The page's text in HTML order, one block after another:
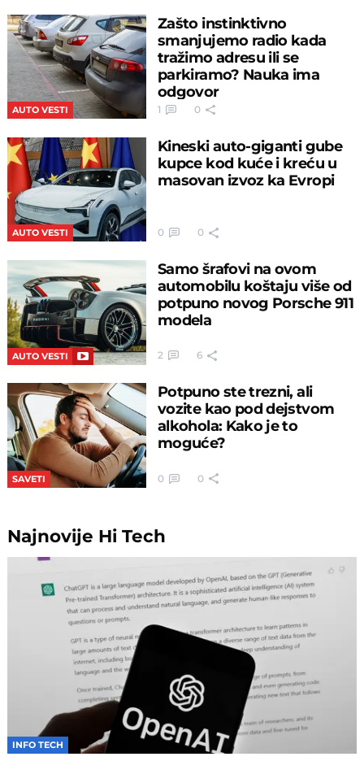
AUTO VESTI
Zašto instinktivno
smanjujemo radio kada
tražimo adresu ili se
parkiramo? Nauka ima
odgovor
1 0
AUTO VESTI
Kineski auto-giganti gube
kupce kod kuće i kreću u
masovan izvoz ka Evropi
0 0
AUTO VESTI
Samo šrafovi na ovom
automobilu koštaju više od
potpuno novog Porsche 911
modela
2 6
SAVETI
Potpuno ste trezni, ali
vozite kao pod dejstvom
alkohola: Kako je to
moguće?
0 0
Najnovije Hi Tech
INFO TECH